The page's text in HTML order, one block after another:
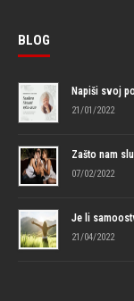
BLOG
Napiši svoj
21/01/2022
Zašto nam
07/02/2022
Je li
21/04/2022